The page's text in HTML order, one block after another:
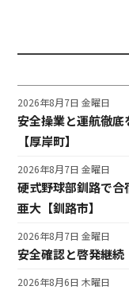
安全操業と運航徹
【厚岸町】
2026年8月7日 金曜日
硬式野球部釧路で
亜大【釧路市】
2026年8月7日 金曜日
安全確認と啓発継
2026年8月7日 金曜日
2026年8月6日 木曜日